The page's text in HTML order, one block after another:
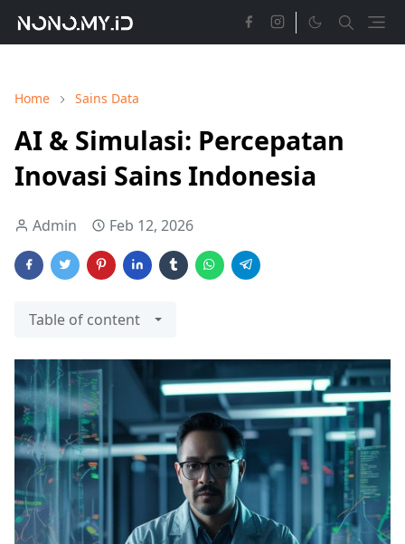
Home Sains Data
AI & Simulasi: Percepatan
Inovasi Sains Indonesia
Admin Feb 12, 2026
Table of content